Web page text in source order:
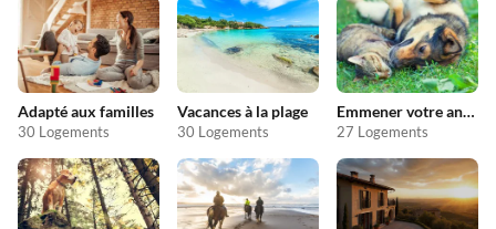
Adapté aux familles
30 Logements
Vacances à la plage
30 Logements
Emmener votre animal en vacances
27 Logements